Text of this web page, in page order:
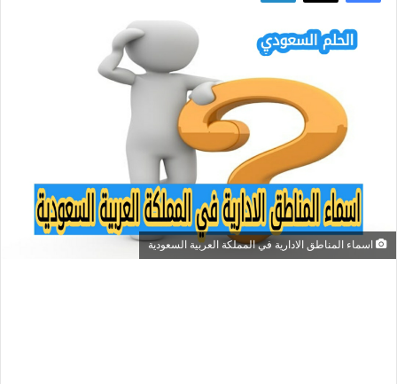
اسماء المناطق الادارية في المملكة العربية السعودية